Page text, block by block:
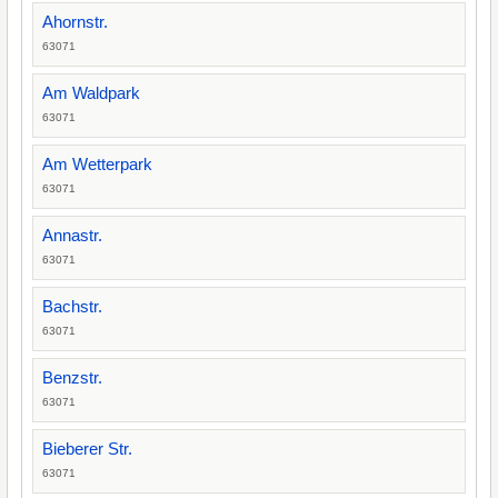
Ahornstr.
63071
Am Waldpark
63071
Am Wetterpark
63071
Annastr.
63071
Bachstr.
63071
Benzstr.
63071
Bieberer Str.
63071